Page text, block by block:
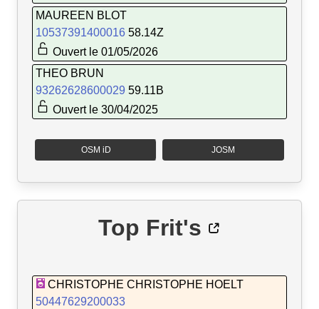
MAUREEN BLOT
10537391400016 58.14Z
Ouvert le 01/05/2026
THEO BRUN
93262628600029 59.11B
Ouvert le 30/04/2025
OSM iD JOSM
Top Frit's
CHRISTOPHE CHRISTOPHE HOELT
50447629200033